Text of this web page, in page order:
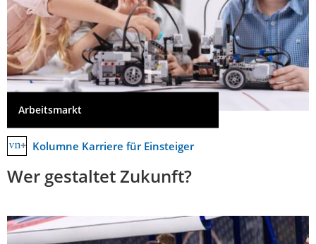
Arbeitsmarkt
Kolumne Karriere für Einsteiger
Wer gestaltet Zukunft?